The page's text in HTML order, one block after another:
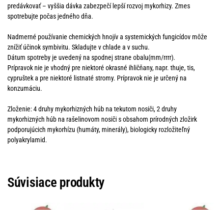
predávkovať – vyššia dávka zabezpečí lepší rozvoj mykorhizy. Zmes
spotrebujte počas jedného dňa.
Nadmerné používanie chemických hnojív a systemických fungicídov môže
znížiť účinok symbivitu. Skladujte v chlade a v suchu.
Dátum spotreby je uvedený na spodnej strane obalu(mm/rrrr).
Prípravok nie je vhodný pre niektoré okrasné ihličňany, napr. thuje, tis,
cypruštek a pre niektoré listnaté stromy. Prípravok nie je určený na
konzumáciu.
Zloženie: 4 druhy mykorhizných húb na tekutom nosiči, 2 druhy
mykorhizných húb na rašelinovom nosiči s obsahom prírodných zložirk
podporujúcich mykorhízu (humáty, minerály), biologicky rozložiteľný
polyakrylamid.
Súvisiace produkty